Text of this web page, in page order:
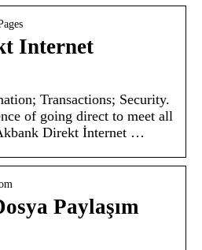
Internet
Transactions; Security.
of going direct to meet all
Direkt İnternet …
Paylaşım